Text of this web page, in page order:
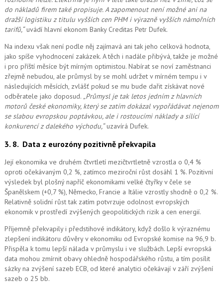
do nákladů firem také propisuje. A zapomenout není možnéani na
dražší logistiku z titulu vyšších cen PHM i výrazně vyšších námořních
tarifů,“uvádí hlavní ekonom Banky Creditas Petr Dufek.
Na indexu však není podle něj zajímavá ani tak jeho celková hodnota,
jako spíše vyhodnocení zakázek. A těch i nadále přibývá, takže je možné
i pro příští měsíce být mírným optimistou. Nabírat se noví zaměstnanci
zřejmě nebudou, ale průmysl by se mohl udržet v mírném tempu i v
následujících měsících, zvlášť pokud se mu bude dařit získávat nové
odběratele jako doposud. „Průmysl je tak letos jedním z hlavních
motorů české ekonomiky, který se zatím dokázal vypořádávat nejenom
se slabou evropskou poptávkou, ale i rostoucími náklady a sílící
konkurencí z dalekého východu,“uzavírá Dufek.
3. 8. Data z eurozóny pozitivně překvapila
Její ekonomika ve druhém čtvrtletí mezičtvrtletně vzrostla o 0,4 %
oproti očekávaným 0,2 %, zatímco meziroční růst dosáhl 1 %. Pozitivní
výsledek byl plošný napříč ekonomikami velké čtyřky v čele se
Španělskem (+0,7 %), Německo, Francie a Itálie vzrostly shodně o 0,2 %.
Relativně solidní růst tak zatím potvrzuje odolnost evropských
ekonomik v prostředí zvýšených geopolitických rizik a cen energií.
Příjemně překvapily i předstihové indikátory, když došlo k výraznému
zlepšení indikátoru důvěry v ekonomiku od Evropské komise na 96,9 b.
Přispěla k tomu lepší nálada v průmyslu i ve službách. Lepší evropská
data mohou zmírnit obavy ohledně hospodářského růstu, a tím posílit
sázky na zvýšení sazeb ECB, od které analytici očekávají v září zvýšení
sazeb o 25 bb.